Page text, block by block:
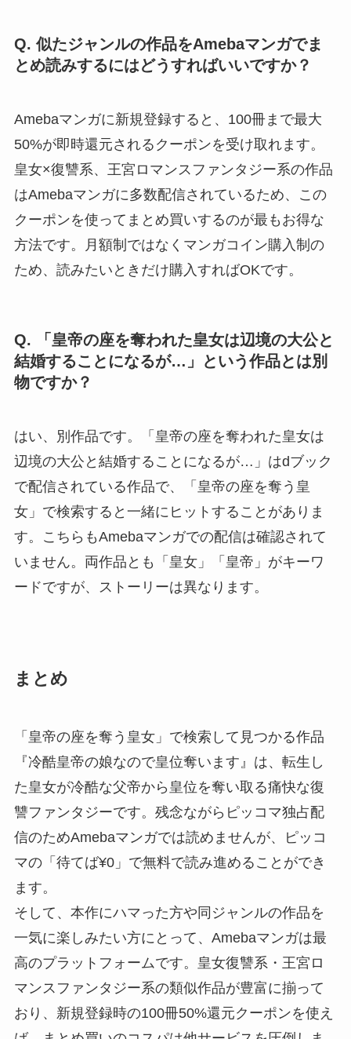
Q. 似たジャンルの作品をAmebaマンガでま
とめ読みするにはどうすればいいですか？
Amebaマンガに新規登録すると、100冊まで最大
50%が即時還元されるクーポンを受け取れます。
皇女×復讐系、王宮ロマンスファンタジー系の作品
はAmebaマンガに多数配信されているため、この
クーポンを使ってまとめ買いするのが最もお得な
方法です。月額制ではなくマンガコイン購入制の
ため、読みたいときだけ購入すればOKです。
Q. 「皇帝の座を奪われた皇女は辺境の大公と
結婚することになるが…」という作品とは別
物ですか？
はい、別作品です。「皇帝の座を奪われた皇女は
辺境の大公と結婚することになるが…」はdブック
で配信されている作品で、「皇帝の座を奪う皇
女」で検索すると一緒にヒットすることがありま
す。こちらもAmebaマンガでの配信は確認されて
いません。両作品とも「皇女」「皇帝」がキーワ
ードですが、ストーリーは異なります。
まとめ
「皇帝の座を奪う皇女」で検索して見つかる作品
『冷酷皇帝の娘なので皇位奪います』は、転生し
た皇女が冷酷な父帝から皇位を奪い取る痛快な復
讐ファンタジーです。残念ながらピッコマ独占配
信のためAmebaマンガでは読めませんが、ピッコ
マの「待てば¥0」で無料で読み進めることができ
ます。
そして、本作にハマった方や同ジャンルの作品を
一気に楽しみたい方にとって、Amebaマンガは最
高のプラットフォームです。皇女復讐系・王宮ロ
マンスファンタジー系の類似作品が豊富に揃って
おり、新規登録時の100冊50%還元クーポンを使え